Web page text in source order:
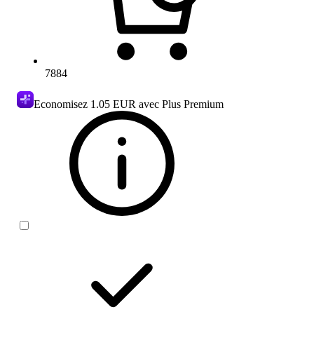
7884
Economisez 1.05 EUR avec Plus Premium